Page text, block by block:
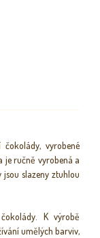
vyrobené
je ručně vyrobená a
slazeny ztuhlou
K výrobě
umělých barviv,